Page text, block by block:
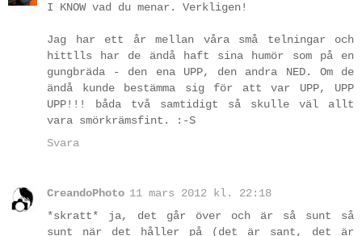
I KNOW vad du menar. Verkligen!
Jag har ett år mellan våra små telningar och
hittlls har de ändå haft sina humör som på en
gungbräda - den ena UPP, den andra NED. Om de
ändå kunde bestämma sig för att var UPP, UPP
UPP!!! båda två samtidigt så skulle väl allt
vara smörkrämsfint. :-S
Svara
CreandoPhoto 11 mars 2012 kl. 22:18
*skratt* ja, det går över och är så sunt så
sunt när det håller på (det är sant, det är